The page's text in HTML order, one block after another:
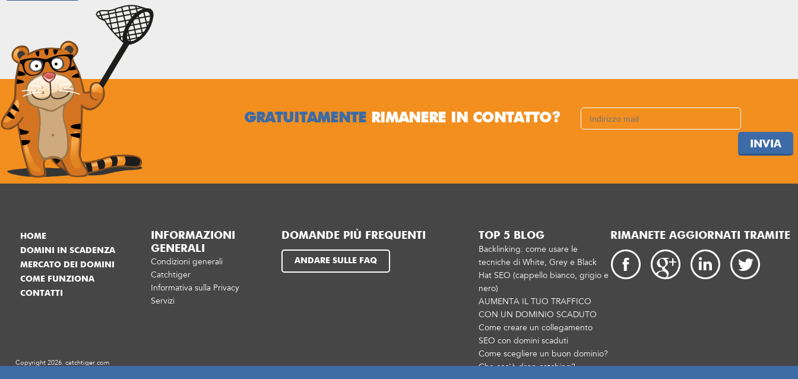
GRATUITAMENTE RIMANERE IN CONTATTO?
INVIA
HOME
DOMINI IN SCADENZA
MERCATO DEI DOMINI
COME FUNZIONA
CONTATTI
INFORMAZIONI
GENERALI
Condizioni generali
Catchtiger
Informativa sulla Privacy
Servizi
DOMANDE PIÙ FREQUENTI
ANDARE SULLE FAQ
TOP 5 BLOG
Backlinking: come usare le
tecniche di White, Grey e Black
Hat SEO (cappello bianco, grigio e
nero)
AUMENTA IL TUO TRAFFICO
CON UN DOMINIO SCADUTO
Come creare un collegamento
SEO con domini scaduti
Come scegliere un buon dominio?
Che cos'è drop catching?
RIMANETE AGGIORNATI TRAMITE
Copyright 2026. catchtiger.com